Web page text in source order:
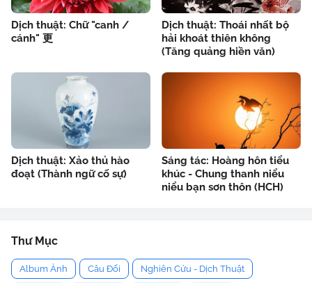
Dịch thuật: Chữ "canh /
cánh" 更
Dịch thuật: Thoái nhất bộ
hải khoát thiên không
(Tăng quảng hiền văn)
Dịch thuật: Xảo thủ hào
đoạt (Thành ngữ cố sự)
Sáng tác: Hoàng hôn tiểu
khúc - Chung thanh niểu
niểu bạn sơn thôn (HCH)
Thư Mục
Album Ảnh Câu Đối Nghiên Cứu - Dịch Thuật